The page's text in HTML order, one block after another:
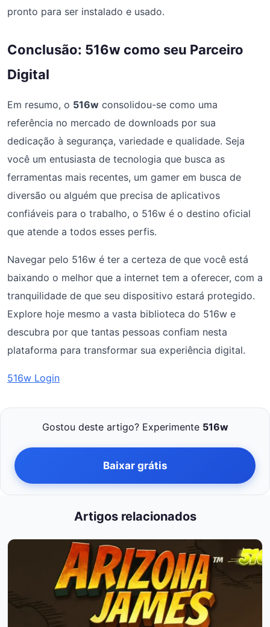
pronto para ser instalado e usado.
Conclusão: 516w como seu Parceiro
Digital
Em resumo, o 516w consolidou-se como uma
referência no mercado de downloads por sua
dedicação à segurança, variedade e qualidade. Seja
você um entusiasta de tecnologia que busca as
ferramentas mais recentes, um gamer em busca de
diversão ou alguém que precisa de aplicativos
confiáveis para o trabalho, o 516w é o destino oficial
que atende a todos esses perfis.
Navegar pelo 516w é ter a certeza de que você está
baixando o melhor que a internet tem a oferecer, com a
tranquilidade de que seu dispositivo estará protegido.
Explore hoje mesmo a vasta biblioteca do 516w e
descubra por que tantas pessoas confiam nesta
plataforma para transformar sua experiência digital.
516w Login
Gostou deste artigo? Experimente 516w
Baixar grátis
Artigos relacionados